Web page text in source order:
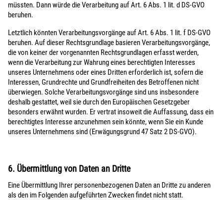
müssten. Dann würde die Verarbeitung auf Art. 6 Abs. 1 lit. d DS-GVO
beruhen.
Letztlich könnten Verarbeitungsvorgänge auf Art. 6 Abs. 1 lit. f DS-GVO
beruhen. Auf dieser Rechtsgrundlage basieren Verarbeitungsvorgänge,
die von keiner der vorgenannten Rechtsgrundlagen erfasst werden,
wenn die Verarbeitung zur Wahrung eines berechtigten Interesses
unseres Unternehmens oder eines Dritten erforderlich ist, sofern die
Interessen, Grundrechte und Grundfreiheiten des Betroffenen nicht
überwiegen. Solche Verarbeitungsvorgänge sind uns insbesondere
deshalb gestattet, weil sie durch den Europäischen Gesetzgeber
besonders erwähnt wurden. Er vertrat insoweit die Auffassung, dass ein
berechtigtes Interesse anzunehmen sein könnte, wenn Sie ein Kunde
unseres Unternehmens sind (Erwägungsgrund 47 Satz 2 DS-GVO).
6. Übermittlung von Daten an Dritte
Eine Übermittlung Ihrer personenbezogenen Daten an Dritte zu anderen
als den im Folgenden aufgeführten Zwecken findet nicht statt.